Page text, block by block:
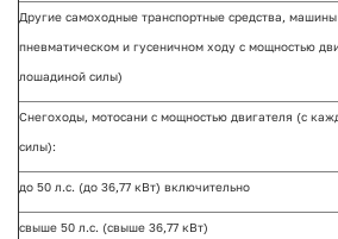
Другие самоходные транспортные средства,
пневматическом и гусеничном ходу с мощностью
лошадиной силы)
Снегоходы, мотосани с мощностью двигателя (с
силы):
до 50 л.с. (до 36,77 кВт) включительно
свыше 50 л.с. (свыше 36,77 кВт)